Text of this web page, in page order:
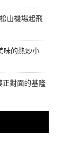
山機場起飛
味的熱炒小
正對面的基隆